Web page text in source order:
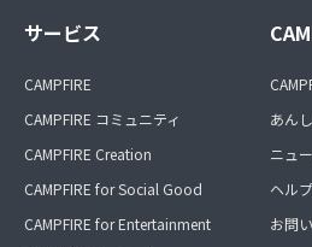
サービス
CAMPFIRE
CAMPFIRE コミュニティ
CAMPFIRE Creation
CAMPFIRE for Social Good
CAMPFIRE for Entertainment
あん
ニュ
ヘルプ
お問